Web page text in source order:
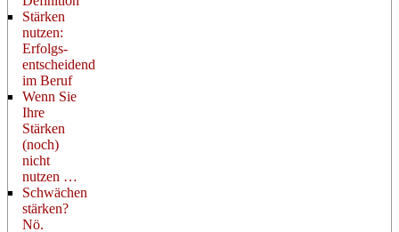
Stärken
nutzen:
Erfolgs-
entscheidend
im Beruf
Wenn Sie
Ihre
Stärken
(noch)
nicht
nutzen …
Schwächen
stärken?
Nö.